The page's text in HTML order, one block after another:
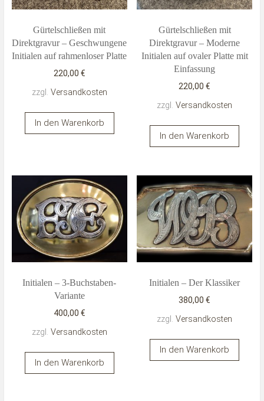
Gürtelschließen mit
Direktgravur – Geschwungene
Initialen auf rahmenloser Platte
220,00 €
zzgl. Versandkosten
In den Warenkorb
Gürtelschließen mit
Direktgravur – Moderne
Initialen auf ovaler Platte mit
Einfassung
220,00€
zzgl.Versandkosten
In den Warenkorb
Initialen – 3-Buchstaben-
Variante
400,00 €
zzgl. Versandkosten
In den Warenkorb
Initialen – Der Klassiker
380,00€
zzgl.Versandkosten
In den Warenkorb